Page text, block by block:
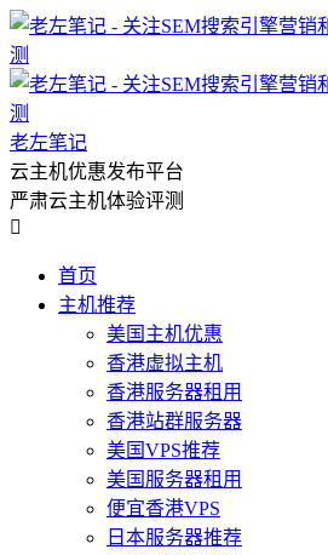
老左笔记
云主机优惠发布平台
严肃云主机体验评测

首页
主机推荐
美国主机优惠
香港虚拟主机
香港服务器租用
香港站群服务器
美国VPS推荐
美国服务器租用
便宜香港VPS
日本服务器推荐